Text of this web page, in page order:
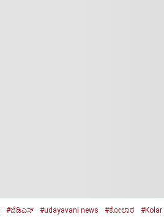
#ಜೆಡಿಎಸ್‌ #udayavani news #ಕೋಲಾರ #Kolar